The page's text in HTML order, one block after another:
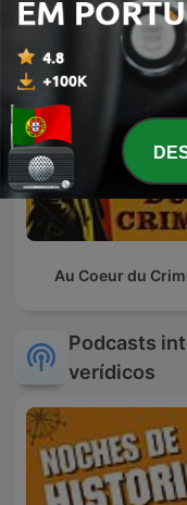
Au Coeur du
Podcasts
verídicos